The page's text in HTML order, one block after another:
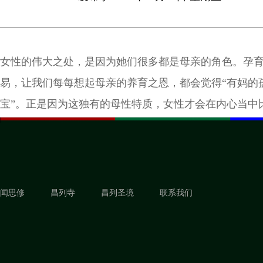
女性的伟大之处，是因为她们很多都是母亲的角色。孕
易，让我们每每想起母亲的养育之恩，都会觉得“有妈的
宝”。正是因为这独有的母性特质，女性才会在内心当中
闻思修 昌列寺 昌列圣境 联系我们